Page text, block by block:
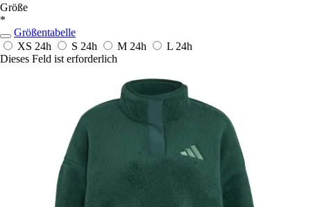
Größe
*
Größentabelle
XS 24h S 24h M 24h L 24h
Dieses Feld ist erforderlich